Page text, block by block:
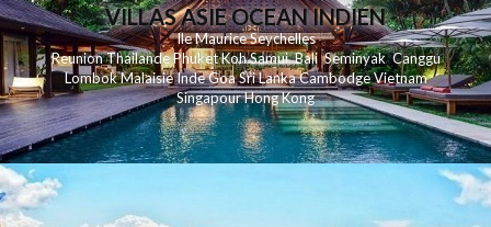
VILLAS ASIE OCEAN INDIEN
Ile MauriceSeychelles
ReunionThailandePhuketKohSamui Bali SeminyakCanggu
LombokMalaisieIndeGoaSri LankaCambodgeVietnam
SingapourHong Kong